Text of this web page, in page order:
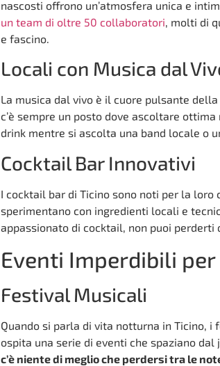
nascosti offrono un’atmosfera unica e
un team di oltre 50 collaboratori, molti di
e fascino.
Locali con Musica dal
La musica dal vivo è il cuore pulsante
c’è sempre un posto dove ascoltare
drink mentre si ascolta una band locale o
Cocktail Bar Innovativi
I cocktail bar di Ticino sono noti per la
sperimentano con ingredienti locali e
appassionato di cocktail, non puoi perderti
Eventi Imperdibili
Festival Musicali
Quando si parla di vita notturna in Ticino,
ospita una serie di eventi che spaziano
c’è niente di meglio che perdersi tra le